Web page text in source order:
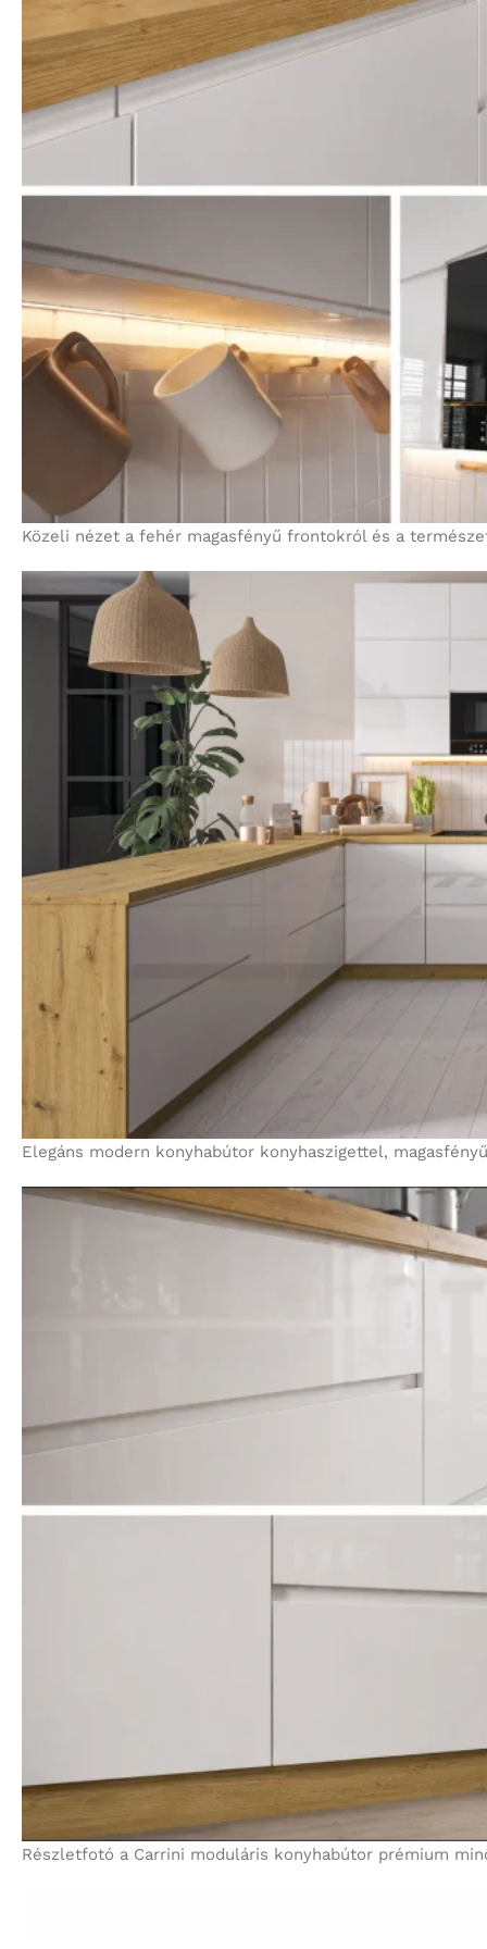
Közeli nézet a fehér magasfényű frontokról és a
Elegáns modern konyhabútor konyhaszigettel,
Részletfotó a Carrini moduláris konyhabútor prémium